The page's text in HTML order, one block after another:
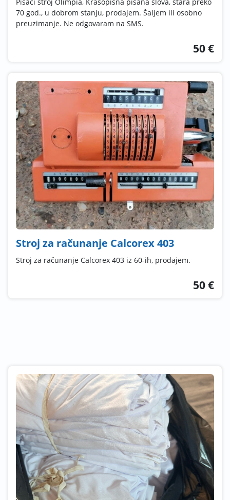
70 god., u dobrom stanju, prodajem. Šaljem ili osobno
preuzimanje. Ne odgovaram na SMS.
50 €
Stroj za računanje Calcorex 403
Stroj za računanje Calcorex 403 iz 60-ih, prodajem.
50 €